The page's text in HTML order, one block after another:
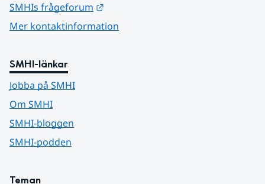
SMHIs frågeforum
Mer kontaktinformation
SMHI-länkar
Jobba på SMHI
Om SMHI
SMHI-bloggen
SMHI-podden
Teman